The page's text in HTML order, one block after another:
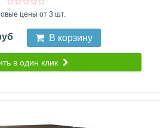
цены от 3 шт.
В корзину
в один клик